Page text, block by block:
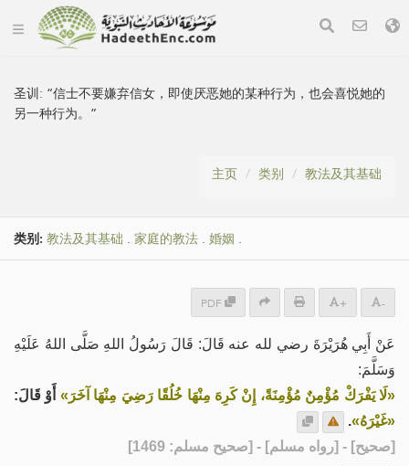
圣训: “信士不要嫌弃信女，即使厌恶她的某种行为，也会喜悦她的
另一种行为。”
主页 类别 教法及其基础
类别: 教法及其基础 . 家庭的教法 . 婚姻 .
PDF + -
عَنْ أَبِي هُرَيْرَةَ رضي لله عنه قَالَ: قَالَ رَسُولُ اللهِ صَلَّى اللهُ عَلَيْهِ
وَسَلَّمَ:
«لَا يَفْرَكْ مُؤْمِنٌ مُؤْمِنَةً، إِنْ كَرِهَ مِنْهَا خُلُقًا رَضِيَ مِنْهَا آخَرَ» أَوْ قَالَ:
«غَيْرَهُ».
[صحيح] - [رواه مسلم] - [صحيح مسلم: 1469]